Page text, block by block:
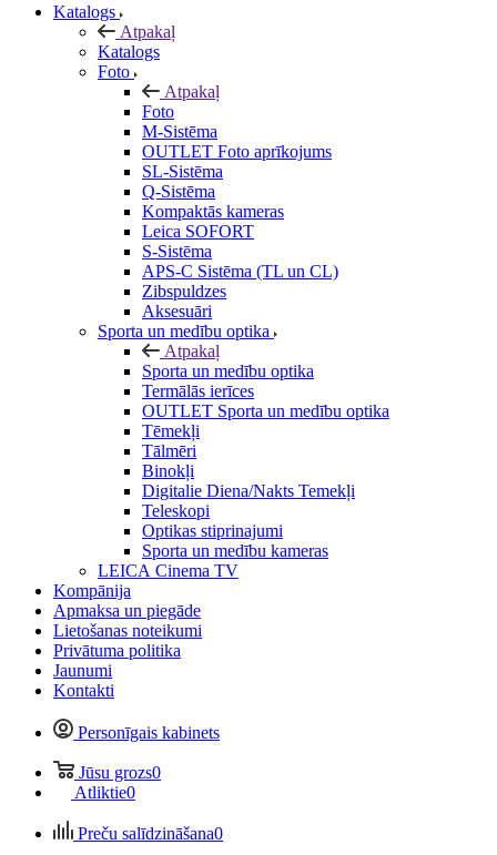
Katalogs
Atpakaļ
Katalogs
Foto
Atpakaļ
Foto
M-Sistēma
OUTLET Foto aprīkojums
SL-Sistēma
Q-Sistēma
Kompaktās kameras
Leica SOFORT
S-Sistēma
APS-C Sistēma (TL un CL)
Zibspuldzes
Aksesuāri
Sporta un medību optika
Atpakaļ
Sporta un medību optika
Termālās ierīces
OUTLET Sporta un medību optika
Tēmekļi
Tālmēri
Binokļi
Digitalie Diena/Nakts Temekļi
Teleskopi
Optikas stiprinajumi
Sporta un medību kameras
LEICA Cinema TV
Kompānija
Apmaksa un piegāde
Lietošanas noteikumi
Privātuma politika
Jaunumi
Kontakti
Personīgais kabinets
Jūsu grozs0
Atliktie0
Preču salīdzināšana0